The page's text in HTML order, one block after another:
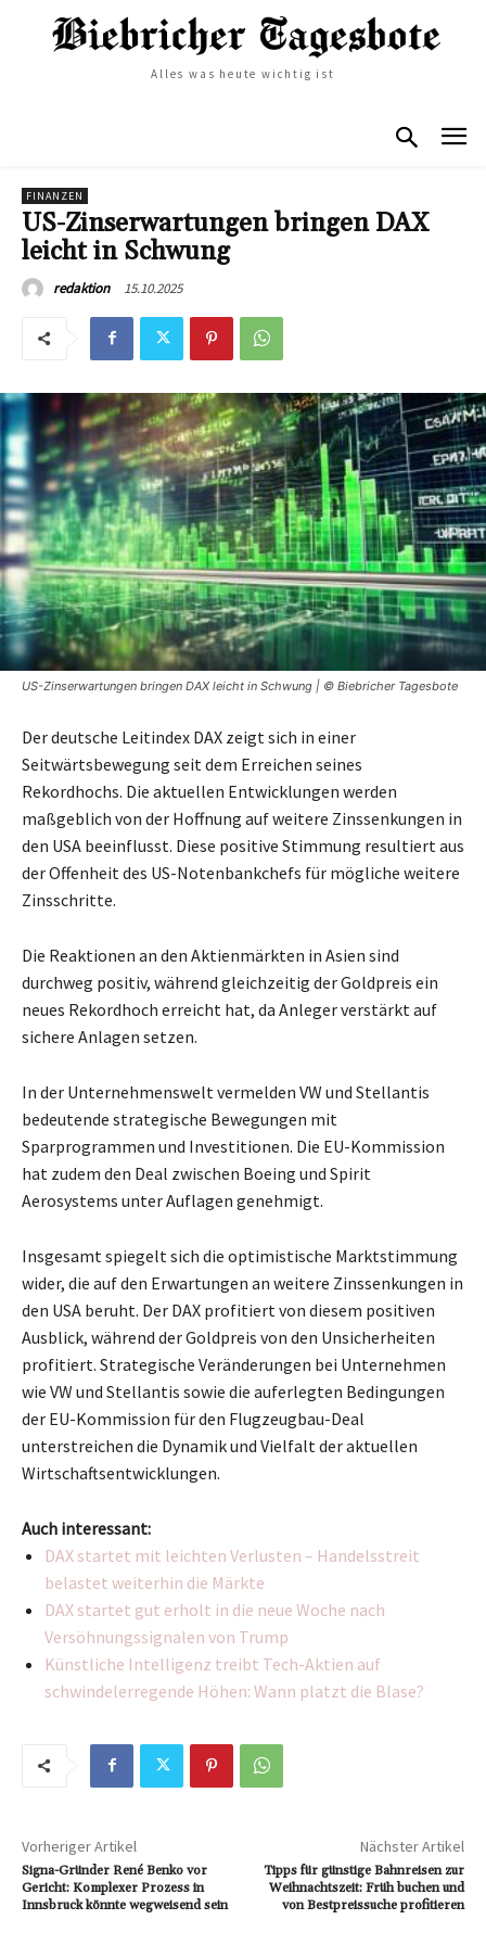
Alles was heute wichtig ist
FINANZEN
US-Zinserwartungen bringen DAX
leicht in Schwung
redaktion 15.10.2025
US-Zinserwartungen bringen DAX leicht in Schwung | © Biebricher Tagesbote
Der deutsche Leitindex DAX zeigt sich in einer
Seitwärtsbewegung seit dem Erreichen seines
Rekordhochs. Die aktuellen Entwicklungen werden
maßgeblich von der Hoffnung auf weitere Zinssenkungen in
den USA beeinflusst. Diese positive Stimmung resultiert aus
der Offenheit des US-Notenbankchefs für mögliche weitere
Zinsschritte.
Die Reaktionen an den Aktienmärkten in Asien sind
durchweg positiv, während gleichzeitig der Goldpreis ein
neues Rekordhoch erreicht hat, da Anleger verstärkt auf
sichere Anlagen setzen.
In der Unternehmenswelt vermelden VW und Stellantis
bedeutende strategische Bewegungen mit
Sparprogrammen und Investitionen. Die EU-Kommission
hat zudem den Deal zwischen Boeing und Spirit
Aerosystems unter Auflagen genehmigt.
Insgesamt spiegelt sich die optimistische Marktstimmung
wider, die auf den Erwartungen an weitere Zinssenkungen in
den USA beruht. Der DAX profitiert von diesem positiven
Ausblick, während der Goldpreis von den Unsicherheiten
profitiert. Strategische Veränderungen bei Unternehmen
wie VW und Stellantis sowie die auferlegten Bedingungen
der EU-Kommission für den Flugzeugbau-Deal
unterstreichen die Dynamik und Vielfalt der aktuellen
Wirtschaftsentwicklungen.
Auch interessant:
DAX startet mit leichten Verlusten – Handelsstreit
belastet weiterhin die Märkte
DAX startet gut erholt in die neue Woche nach
Versöhnungssignalen von Trump
Künstliche Intelligenz treibt Tech-Aktien auf
schwindelerregende Höhen: Wann platzt die Blase?
Vorheriger Artikel
Signa-Gründer René Benko vor
Gericht: Komplexer Prozess in
Innsbruck könnte wegweisend sein
Nächster Artikel
Tipps für günstige Bahnreisen zur
Weihnachtszeit: Früh buchen und
von Bestpreissuche profitieren